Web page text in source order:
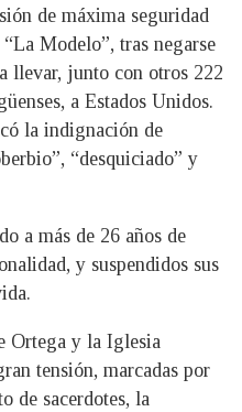
de máxima seguridad
Modelo”, tras negarse
llevar, junto con otros 222
a Estados Unidos.
la indignación de
“desquiciado” y
a más de 26 años de
y suspendidos sus
Ortega y la Iglesia
tensión, marcadas por
de sacerdotes, la